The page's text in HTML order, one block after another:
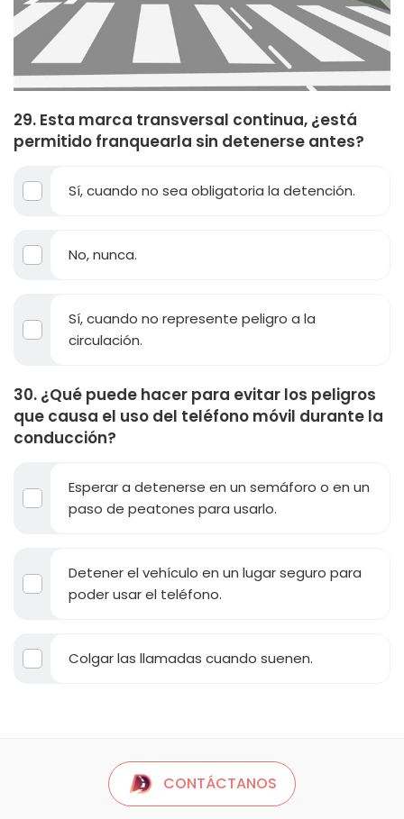
29. Esta marca transversal continua, ¿está
permitido franquearla sin detenerse antes?
Sí, cuando no sea obligatoria la detención.
No, nunca.
Sí, cuando no represente peligro a la
circulación.
30. ¿Qué puede hacer para evitar los peligros
que causa el uso del teléfono móvil durante la
conducción?
Esperar a detenerse en un semáforo o en un
paso de peatones para usarlo.
Detener el vehículo en un lugar seguro para
poder usar el teléfono.
Colgar las llamadas cuando suenen.
CONTÁCTANOS